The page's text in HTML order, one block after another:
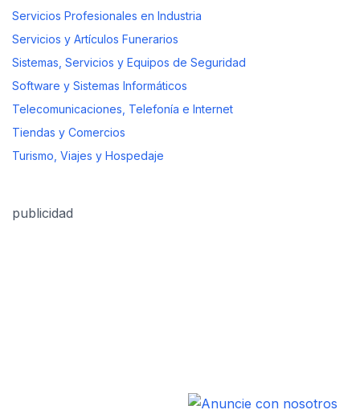
Servicios Profesionales en Industria
Servicios y Artículos Funerarios
Sistemas, Servicios y Equipos de Seguridad
Software y Sistemas Informáticos
Telecomunicaciones, Telefonía e Internet
Tiendas y Comercios
Turismo, Viajes y Hospedaje
publicidad